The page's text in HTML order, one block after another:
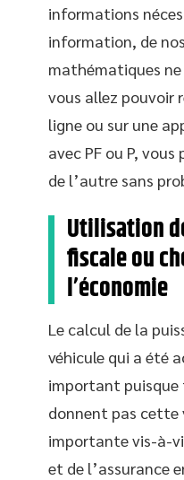
informations
information, de
mathématiques
vous allez pouvoir
ligne ou sur une
avec PF ou P,
de l’autre sans
Utilisation
fiscale ou
l’économie
Le calcul de la
véhicule qui a été
important puisque
donnent pas cette
importante vis-à-
et de l’assurance